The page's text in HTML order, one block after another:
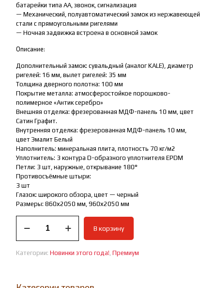
батарейки типа АА, звонок, сигнализация
— Механический, полуавтоматический замок из нержавеющей
стали с прямоугольными ригелями
— Ночная задвижка встроена в основной замок
Описание:
Дополнительный замок: сувальдный (аналог KALE), диаметр
ригелей: 16 мм, вылет ригелей: 35 мм
Толщина дверного полотна: 100 мм
Покрытие металла: атмосферостойкое порошково-
полимерное «Антик серебро»
Внешняя отделка: фрезерованная МДФ-панель 10 мм, цвет
Сатин Графит.
Внутренняя отделка: фрезерованная МДФ-панель 10 мм,
цвет Эмалит Белый
Наполнитель: минеральная плита, плотность 70 кг/м2
Уплотнитель: 3 контура D-образного уплотнителя EPDM
Петли: 3 шт, наружные, открывание 180°
Противосъёмные штыри:
3 шт
Глазок: широкого обзора, цвет — черный
Размеры: 860х2050 мм, 960х2050 мм
товара
ПРЕМИУМ
с
В корзину
Категории: Новинки этого года!, Премиум